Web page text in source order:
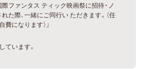
ファンタス ティック映画祭に招待・ノ
た際、一緒にご同行い ただきます。（任
費になります）」
ています。